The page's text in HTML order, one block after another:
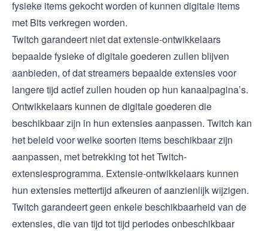
fysieke items gekocht worden of kunnen digitale items
met Bits verkregen worden.
Twitch garandeert niet dat extensie-ontwikkelaars
bepaalde fysieke of digitale goederen zullen blijven
aanbieden, of dat streamers bepaalde extensies voor
langere tijd actief zullen houden op hun kanaalpagina’s.
Ontwikkelaars kunnen de digitale goederen die
beschikbaar zijn in hun extensies aanpassen. Twitch kan
het beleid voor welke soorten items beschikbaar zijn
aanpassen, met betrekking tot het Twitch-
extensiesprogramma. Extensie-ontwikkelaars kunnen
hun extensies mettertijd afkeuren of aanzienlijk wijzigen.
Twitch garandeert geen enkele beschikbaarheid van de
extensies, die van tijd tot tijd periodes onbeschikbaar